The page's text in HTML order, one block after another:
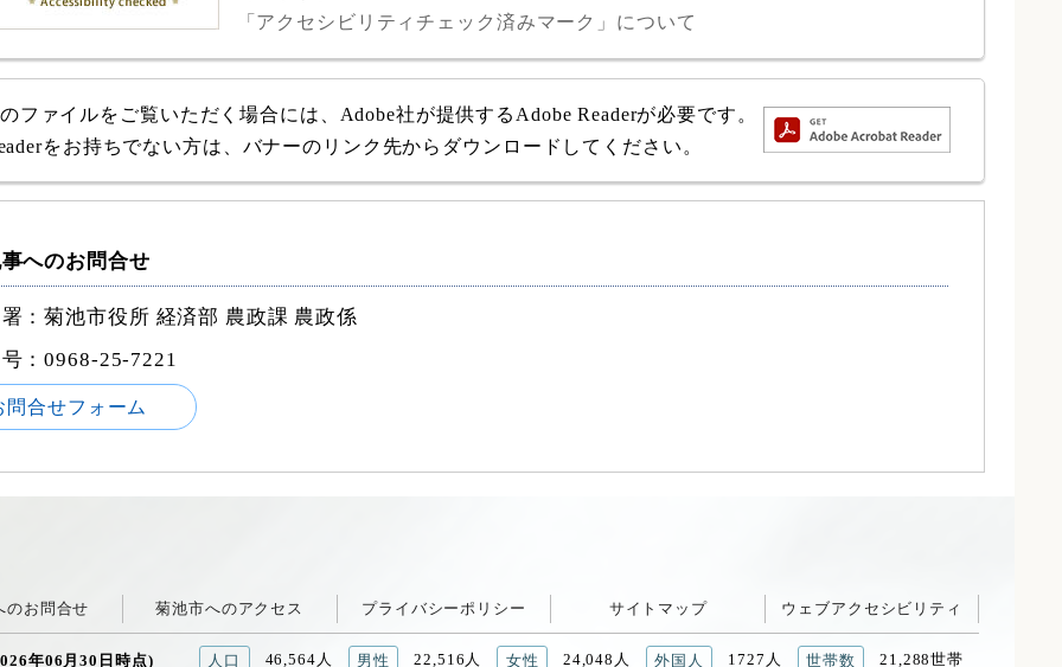
「アクセシビリティチェック済みマーク」について
ファイルをご覧いただく場合には、Adobe社が提供するAdobe Readerが必要です。
をお持ちでない方は、バナーのリンク先からダウンロードしてください。
へのお問合せ
：菊池市役所 経済部 農政課 農政係
：0968-25-7221
問合せフォーム
のお問合せ 菊池市へのアクセス プライバシーポリシー サイトマップ ウェブアクセシビリティ
年06月30日時点) 人口 46,564人 男性 22,516人 女性 24,048人 外国人 1727人 世帯数 21,288世帯